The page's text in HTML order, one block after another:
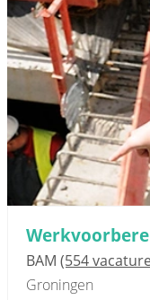
BAM (554
Groningen